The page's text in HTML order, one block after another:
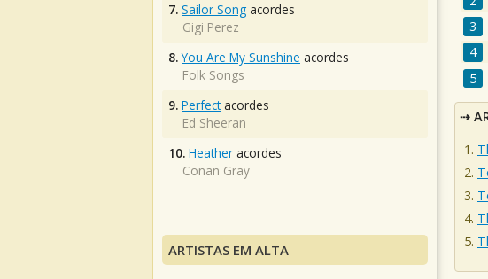
7. Sailor Song acordes
Gigi Perez
8. You Are My Sunshine acordes
Folk Songs
9. Perfectacordes
Ed Sheeran
10. Heather acordes
Conan Gray
ARTISTAS EM ALTA